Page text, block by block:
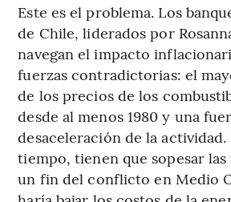
Este es el problema. Los
de Chile, liderados por
navegan el impacto
fuerzas contradictorias: el
de los precios de los
desde al menos 1980 y una
desaceleración de la actividad.
tiempo, tienen que sopesar
un fin del conflicto en Medio